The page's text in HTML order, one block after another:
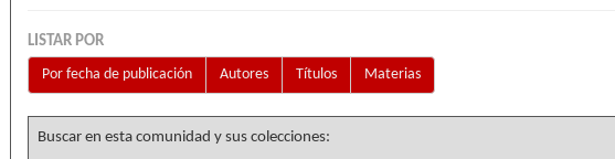
LISTAR POR
Por fecha de publicación
Autores Títulos Materias
Buscar en esta comunidad y sus colecciones: